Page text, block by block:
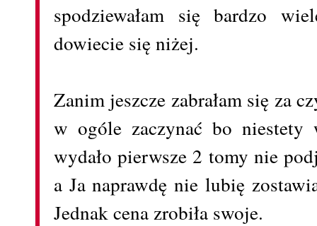
spodziewałam się bardzo
dowiecie się niżej.
Zanim jeszcze zabrałam się za
w ogóle zaczynać bo niestety
wydało pierwsze 2 tomy nie
a Ja naprawdę nie lubię
Jednak cena zrobiła swoje.